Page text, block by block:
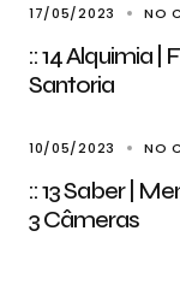
17/05/2023 NO
:: 14 Alquimia |
Santoria
10/05/2023 NO
:: 13 Saber |
3 Câmeras